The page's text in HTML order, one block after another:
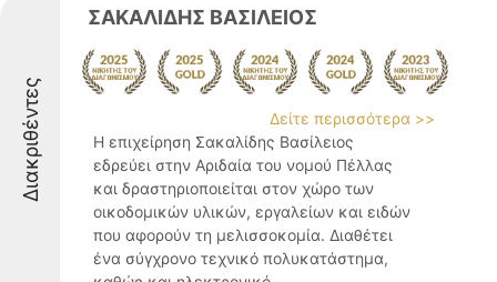
Διακριθέντες
ΣΑΚΑΛΙΔΗΣ ΒΑΣΙΛΕΙΟΣ
Δείτε περισσότερα >>
Η επιχείρηση Σακαλίδης Βασίλειος
εδρεύει στην Αριδαία του νομού Πέλλας
και δραστηριοποιείται στον χώρο των
οικοδομικών υλικών, εργαλείων και ειδών
που αφορούν τη μελισσοκομία. Διαθέτει
ένα σύγχρονο τεχνικό πολυκατάστημα,